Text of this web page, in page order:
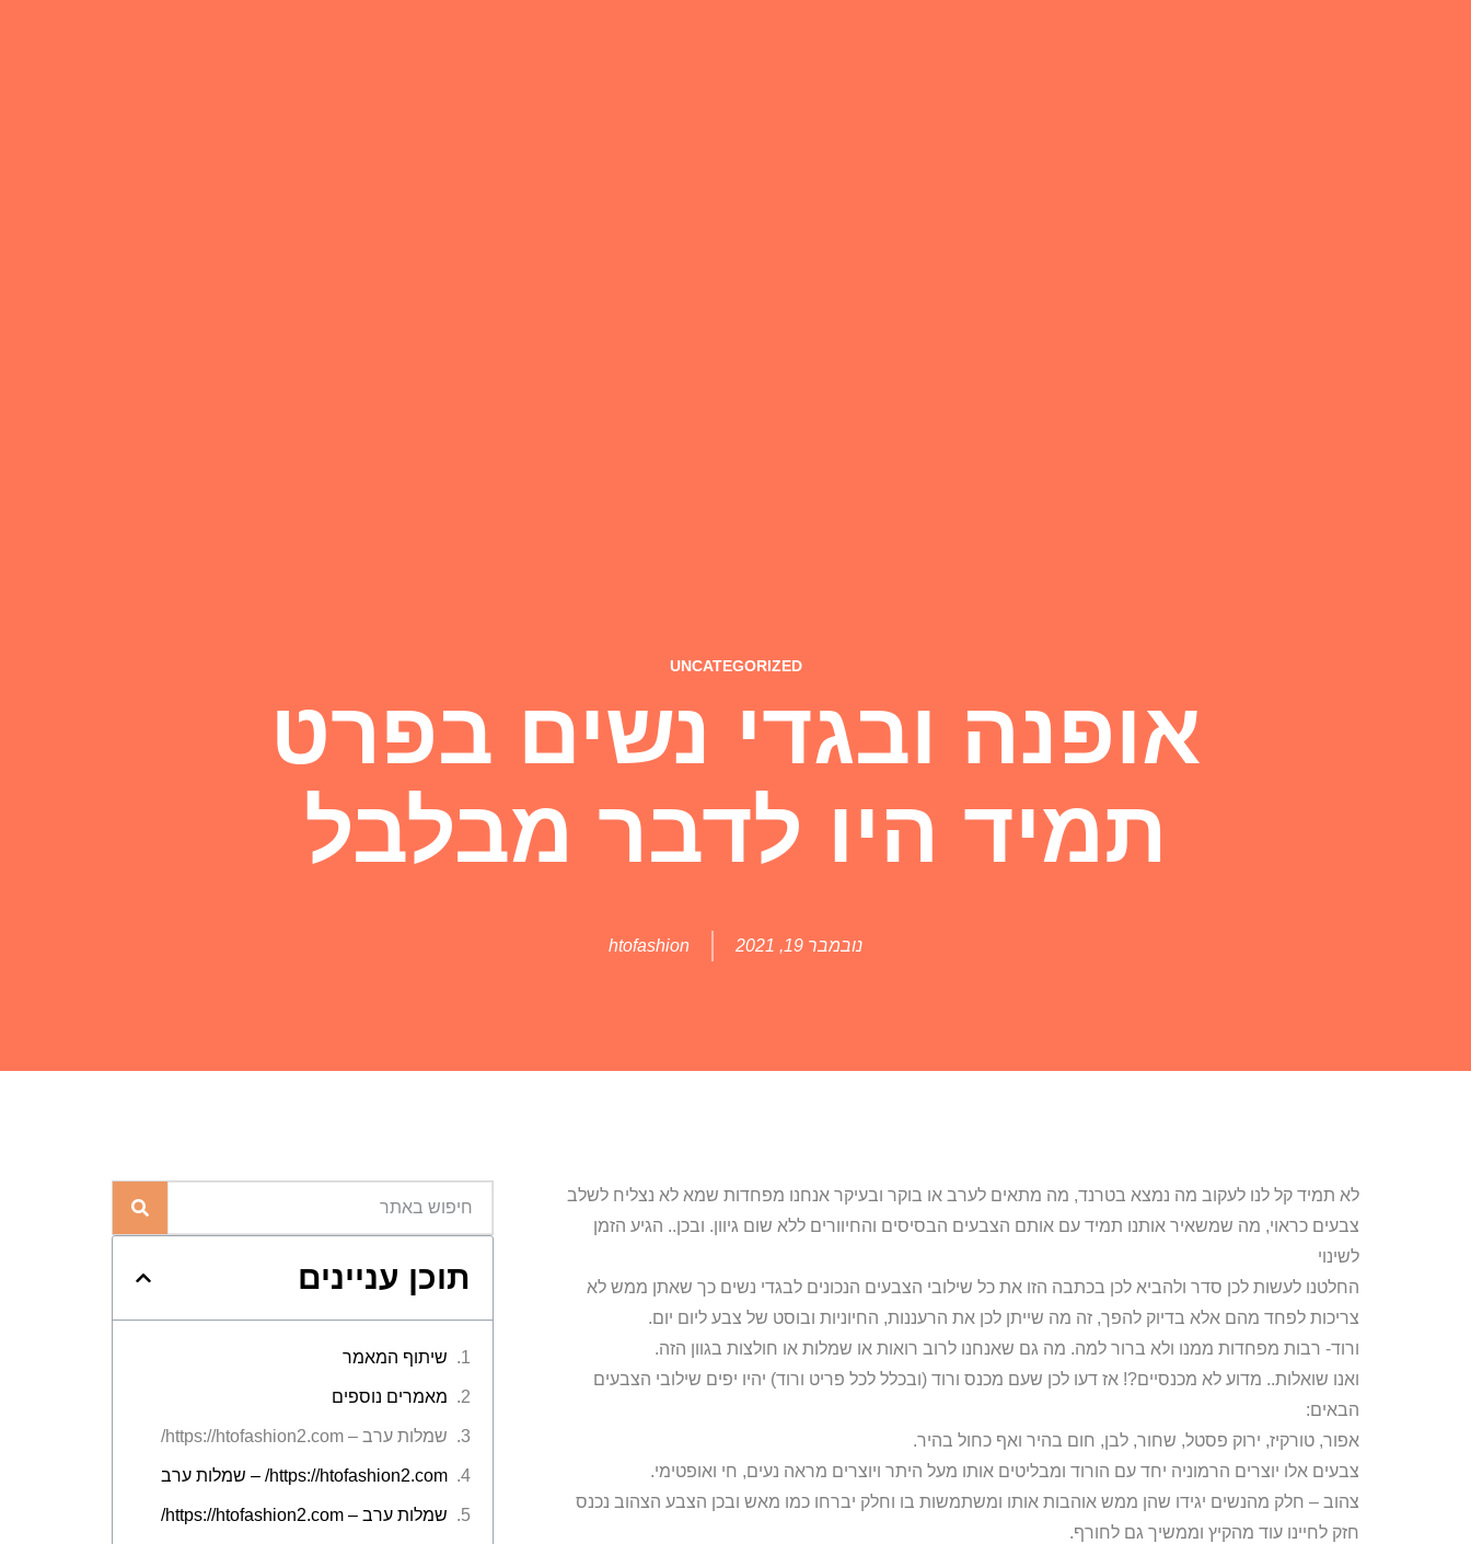
UNCATEGORIZED
אופנה ובגדי נשים בפרט
תמיד היו לדבר מבלבל
נובמבר 19, 2021 htofashion
לא תמיד קל לנו לעקוב מה נמצא בטרנד, מה מתאים לערב או בוקר ובעיקר אנחנו מפחדות שמא לא נצליח לשלב
צבעים כראוי, מה שמשאיר אותנו תמיד עם אותם הצבעים הבסיסים והחיוורים ללא שום גיוון. ובכן.. הגיע הזמן
לשינוי
החלטנו לעשות לכן סדר ולהביא לכן בכתבה הזו את כל שילובי הצבעים הנכונים לבגדי נשים כך שאתן ממש לא
צריכות לפחד מהם אלא בדיוק להפך, זה מה שייתן לכן את הרעננות, החיוניות ובוסט של צבע ליום יום.
ורוד- רבות מפחדות ממנו ולא ברור למה. מה גם שאנחנו לרוב רואות או שמלות או חולצות בגוון הזה.
ואנו שואלות.. מדוע לא מכנסיים?! אז דעו לכן שעם מכנס ורוד (ובכלל לכל פריט ורוד) יהיו יפים שילובי הצבעים
הבאים:
אפור, טורקיז, ירוק פסטל, שחור, לבן, חום בהיר ואף כחול בהיר.
צבעים אלו יוצרים הרמוניה יחד עם הורוד ומבליטים אותו מעל היתר ויוצרים מראה נעים, חי ואופטימי.
צהוב – חלק מהנשים יגידו שהן ממש אוהבות אותו ומשתמשות בו וחלק יברחו כמו מאש ובכן הצבע הצהוב נכנס
חזק לחיינו עוד מהקיץ וממשיך גם לחורף.
תוכן עניינים
שיתוף המאמר
מאמרים נוספים
שמלות ערב – https://htofashion2.com/
https://htofashion2.com/ – שמלות ערב
שמלות ערב – https://htofashion2.com/